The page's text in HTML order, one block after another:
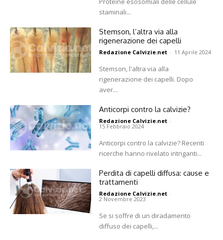
staminali...
Stemson, l’altra via alla
rigenerazione dei capelli
Redazione Calvizie.net - 11 Aprile 2024
Stemson, l'altra via alla
rigenerazione dei capelli. Dopo
aver...
Anticorpi contro la calvizie?
Redazione Calvizie.net -
15 Febbraio 2024
Anticorpi contro la calvizie? Recenti
ricerche hanno rivelato intriganti...
Perdita di capelli diffusa: cause e
trattamenti
Redazione Calvizie.net -
2 Novembre 2023
Se si soffre di un diradamento
diffuso dei capelli,...